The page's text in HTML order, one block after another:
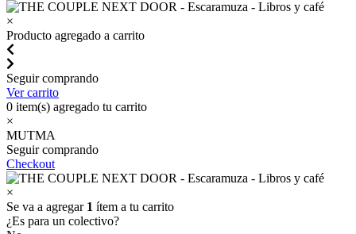
×
Producto agregado a carrito
Seguir comprando
Ver carrito
0 item(s) agregado tu carrito
×
MUTMA
Seguir comprando
Checkout
×
Se va a agregar 1 ítem a tu carrito
¿Es para un colectivo?